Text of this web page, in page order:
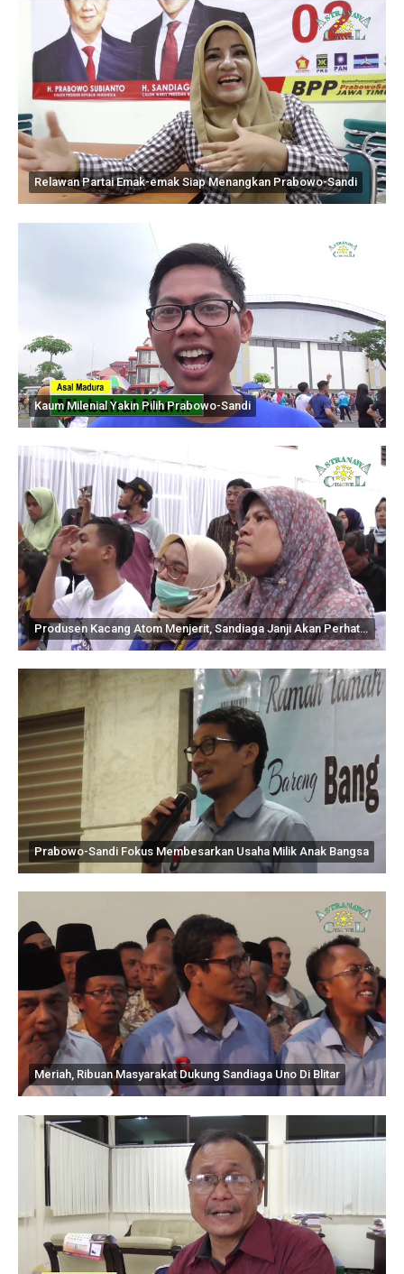
Relawan Partai Emak-emak Siap Menangkan Prabowo-Sandi
Kaum Milenial Yakin Pilih Prabowo-Sandi
Produsen Kacang Atom Menjerit, Sandiaga Janji Akan Perhatikan Bisnis Lokal
Prabowo-Sandi Fokus Membesarkan Usaha Milik Anak Bangsa
Meriah, Ribuan Masyarakat Dukung Sandiaga Uno Di Blitar